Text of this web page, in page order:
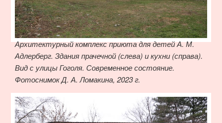
Архитектурный комплекс приюта для детей А. М.
Адлерберг. Здания прачечной (слева) и кухни (справа).
Вид с улицы Гоголя. Современное состояние.
Фотоснимок Д. А. Ломакина, 2023 г.